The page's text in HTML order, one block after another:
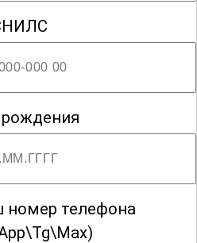
номер телефона